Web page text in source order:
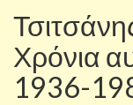
Χρόνια
1936-